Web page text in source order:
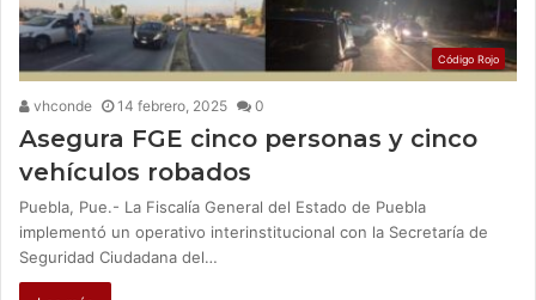
Código Rojo
vhconde 14 febrero, 2025 0
Asegura FGE cinco personas y cinco
vehículos robados
Puebla, Pue.- La Fiscalía General del Estado de Puebla
implementó un operativo interinstitucional con la Secretaría de
Seguridad Ciudadana del…